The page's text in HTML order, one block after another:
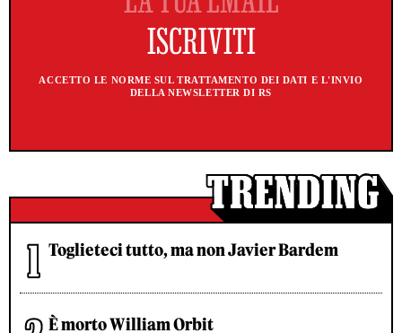
ACCETTO LE NORME SUL TRATTAMENTO DEI DATI E L'INVIO
DELLA NEWSLETTER DI RS
Toglieteci tutto, ma non Javier Bardem
È morto William Orbit